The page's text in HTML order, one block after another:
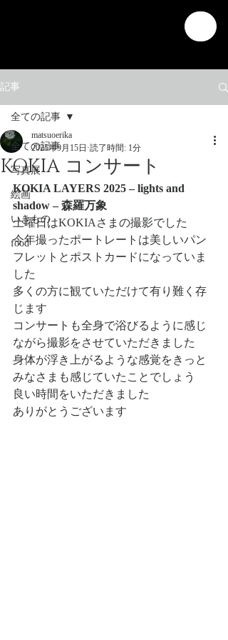
記事
全ての記事
写真展
絵画
いきもの
food
全ての記事
KOKIA コンサート
matsuoerika
2025年9月15日 読了時間: 1分
KOKIA LAYERS 2025 – lights and
shadow – 森羅万象
土曜日はKOKIAさまの撮影でした
今年撮ったポートレートは美しいパン
フレットとポストカードになっていま
した
多くの方に観ていただけて有り難く存
じます
コンサートも全身で浴びるように感じ
ながら撮影をさせていただきました
身体が浮き上がるような感覚をきっと
みなさまも感じていたことでしょう
良い時間をいただきました
ありがとうございます